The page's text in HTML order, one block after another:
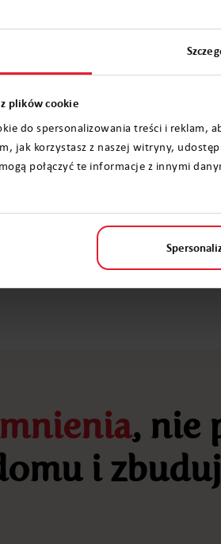
plików cookie
do spersonalizowania treści i reklam,
jak korzystasz z naszej witryny,
połączyć te informacje z innymi
Stwórz
, nie
i zbuduj